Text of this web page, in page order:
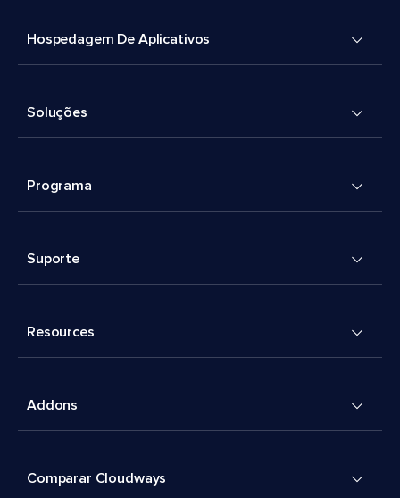
Hospedagem De Aplicativos
Soluções
Programa
Suporte
Resources
Addons
Comparar Cloudways